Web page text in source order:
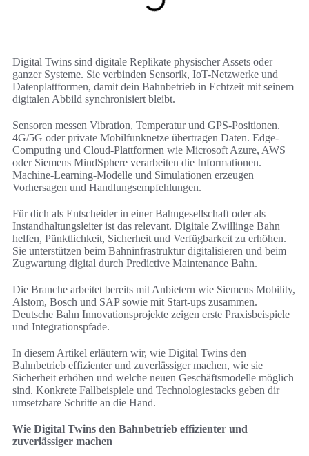
Digital Twins sind digitale Replikate physischer Assets oder
ganzer Systeme. Sie verbinden Sensorik, IoT-Netzwerke und
Datenplattformen, damit dein Bahnbetrieb in Echtzeit mit seinem
digitalen Abbild synchronisiert bleibt.
Sensoren messen Vibration, Temperatur und GPS-Positionen.
4G/5G oder private Mobilfunknetze übertragen Daten. Edge-
Computing und Cloud-Plattformen wie Microsoft Azure, AWS
oder Siemens MindSphere verarbeiten die Informationen.
Machine-Learning-Modelle und Simulationen erzeugen
Vorhersagen und Handlungsempfehlungen.
Für dich als Entscheider in einer Bahngesellschaft oder als
Instandhaltungsleiter ist das relevant. Digitale Zwillinge Bahn
helfen, Pünktlichkeit, Sicherheit und Verfügbarkeit zu erhöhen.
Sie unterstützen beim Bahninfrastruktur digitalisieren und beim
Zugwartung digital durch Predictive Maintenance Bahn.
Die Branche arbeitet bereits mit Anbietern wie Siemens Mobility,
Alstom, Bosch und SAP sowie mit Start-ups zusammen.
Deutsche Bahn Innovationsprojekte zeigen erste Praxisbeispiele
und Integrationspfade.
In diesem Artikel erläutern wir, wie Digital Twins den
Bahnbetrieb effizienter und zuverlässiger machen, wie sie
Sicherheit erhöhen und welche neuen Geschäftsmodelle möglich
sind. Konkrete Fallbeispiele und Technologiestacks geben dir
umsetzbare Schritte an die Hand.
Wie Digital Twins den Bahnbetrieb effizienter und
zuverlässiger machen